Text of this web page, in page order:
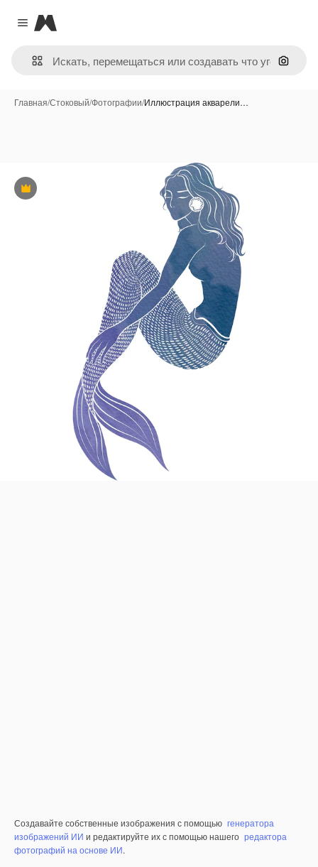
Close menu
Magnific
Поиск
Главная/Стоковый/Фотографии/Иллюстрация акварели…
Премиум
Создавайте собственные изображения с помощью генератора
изображений ИИ и редактируйте их с помощью нашего редактора
фотографий на основе ИИ.